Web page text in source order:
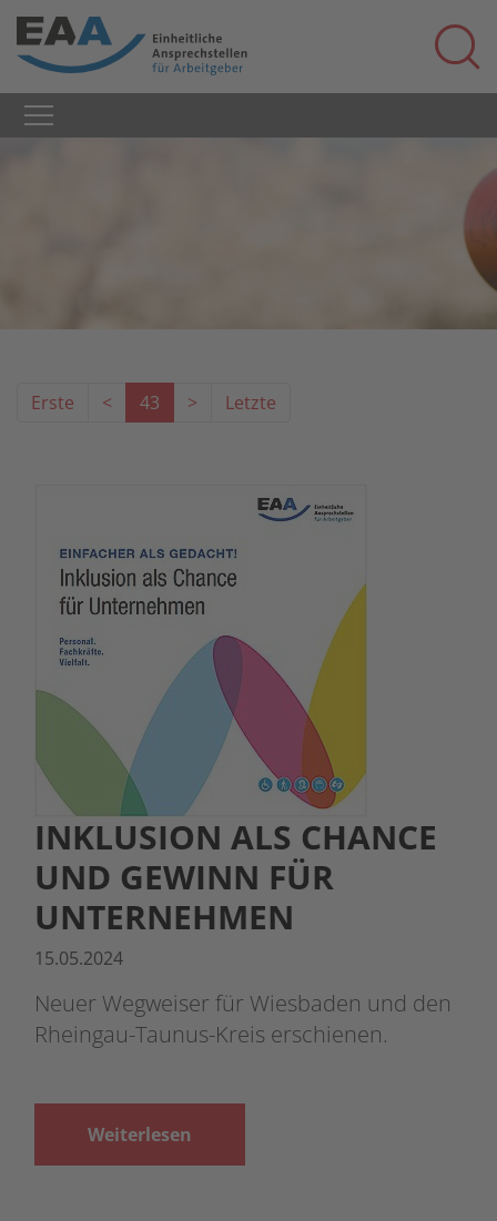
Erste < 43 > Letzte
INKLUSION ALS CHANCE
UND GEWINN FÜR
UNTERNEHMEN
15.05.2024
Neuer Wegweiser für Wiesbaden und den
Rheingau-Taunus-Kreis erschienen.
Weiterlesen